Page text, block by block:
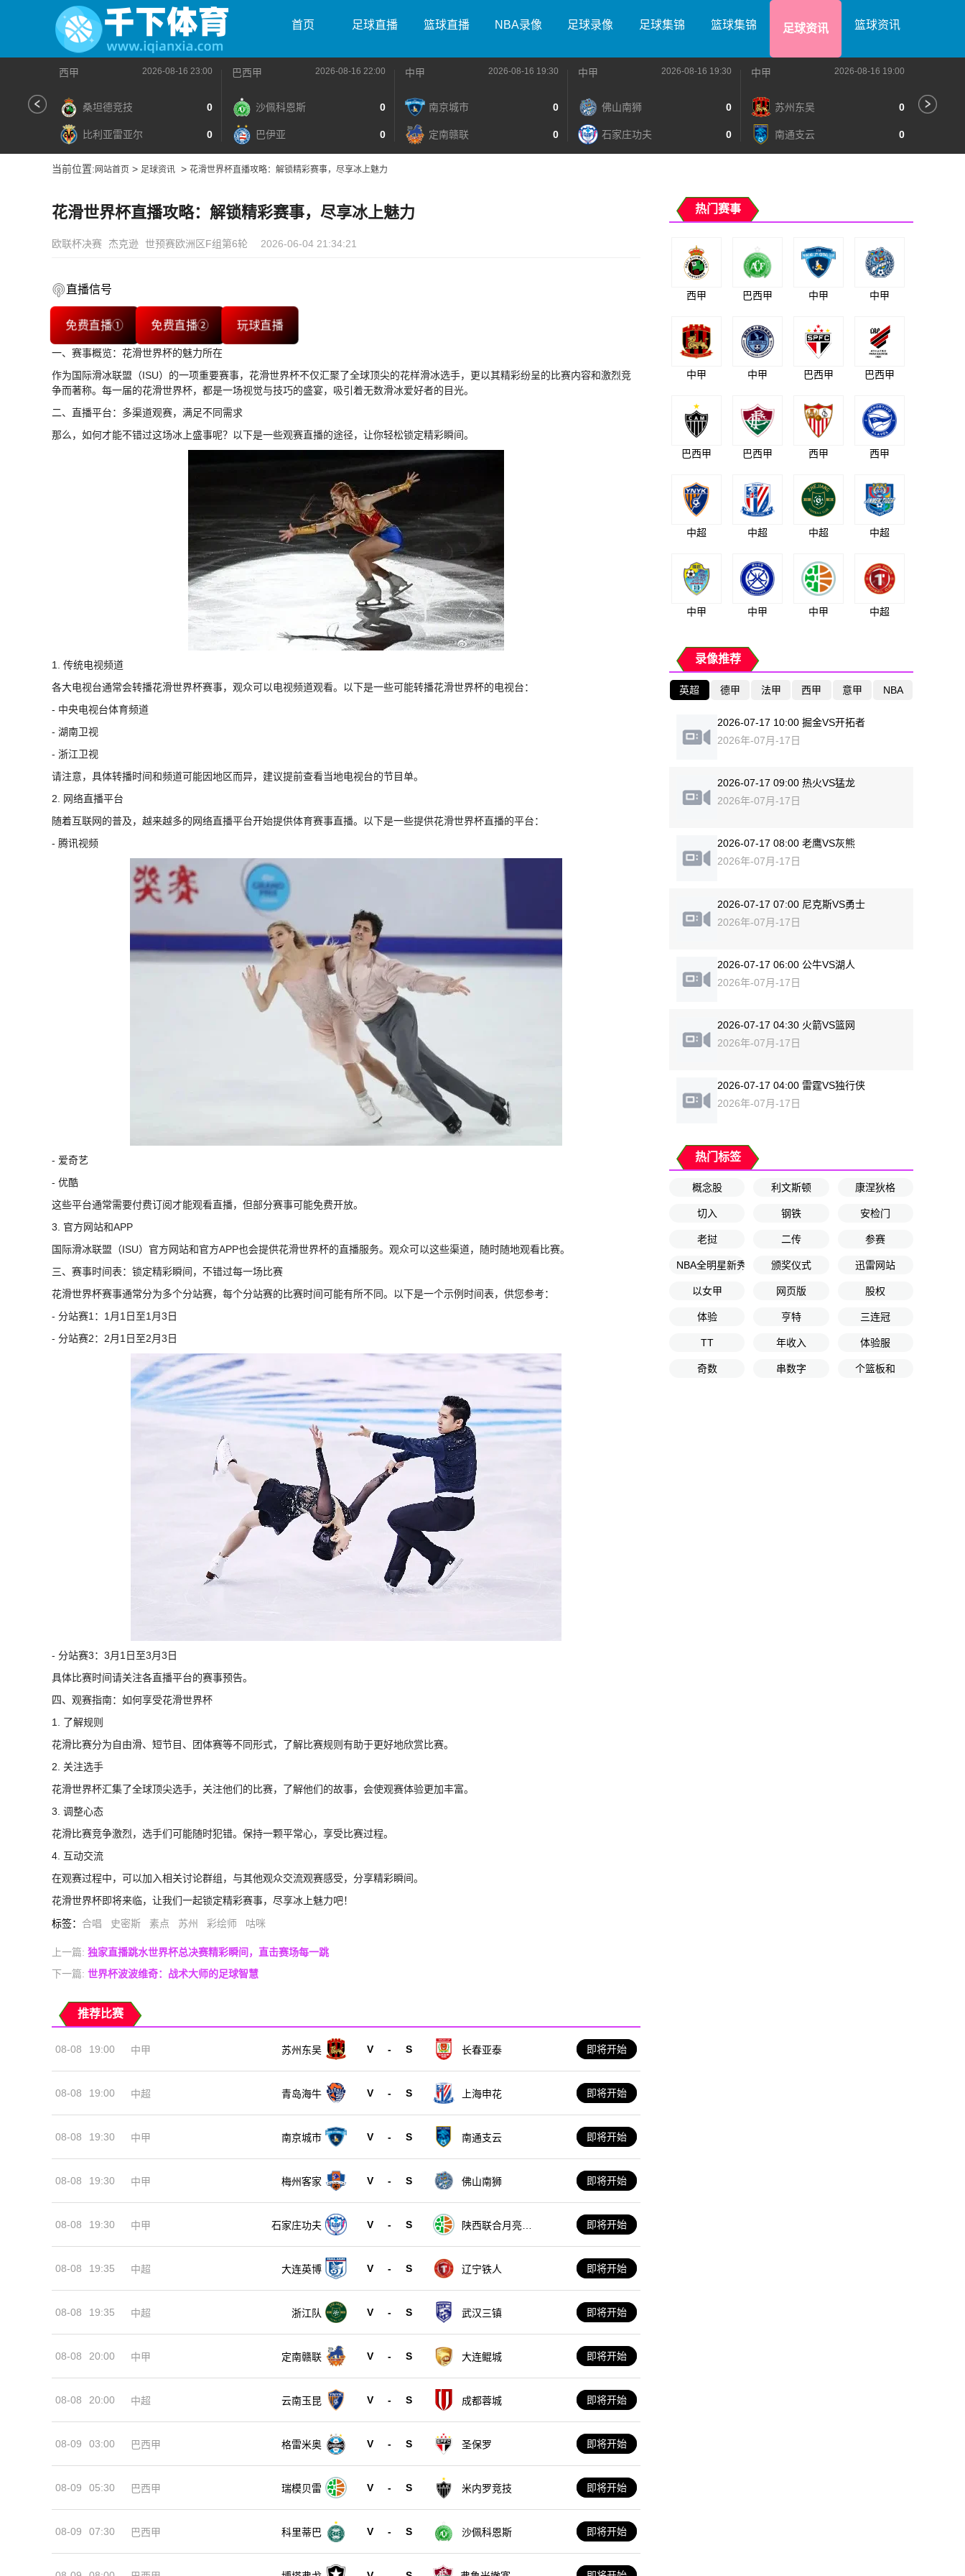
首页 足球直播 篮球直播 NBA录像 足球录像 足球集锦 篮球集锦 足球资讯 篮球资讯
西甲 2026-08-16 23:00
桑坦德竞技 0
比利亚雷亚尔 0
巴西甲 2026-08-16 22:00
沙佩科恩斯 0
巴伊亚 0
中甲 2026-08-16 19:30
南京城市 0
定南赣联 0
中甲 2026-08-16 19:30
佛山南狮 0
石家庄功夫 0
中甲 2026-08-16 19:00
苏州东吴 0
南通支云 0
当前位置: 网站首页 > 足球资讯 > 花滑世界杯直播攻略：解锁精彩赛事，尽享冰上魅力
花滑世界杯直播攻略：解锁精彩赛事，尽享冰上魅力
欧联杯决赛 杰克逊 世预赛欧洲区F组第6轮 2026-06-04 21:34:21
直播信号
免费直播① 免费直播② 玩球直播
一、赛事概览：花滑世界杯的魅力所在
作为国际滑冰联盟（ISU）的一项重要赛事，花滑世界杯不仅汇聚了全球顶尖的花样滑冰选手，更以其精彩纷呈的比赛内容和激烈竞
争而著称。每一届的花滑世界杯，都是一场视觉与技巧的盛宴，吸引着无数滑冰爱好者的目光。
二、直播平台：多渠道观赛，满足不同需求
那么，如何才能不错过这场冰上盛事呢？以下是一些观赛直播的途径，让你轻松锁定精彩瞬间。
1. 传统电视频道
各大电视台通常会转播花滑世界杯赛事，观众可以电视频道观看。以下是一些可能转播花滑世界杯的电视台：
- 中央电视台体育频道
- 湖南卫视
- 浙江卫视
请注意，具体转播时间和频道可能因地区而异，建议提前查看当地电视台的节目单。
2. 网络直播平台
随着互联网的普及，越来越多的网络直播平台开始提供体育赛事直播。以下是一些提供花滑世界杯直播的平台：
- 腾讯视频
- 爱奇艺
- 优酷
这些平台通常需要付费订阅才能观看直播，但部分赛事可能免费开放。
3. 官方网站和APP
国际滑冰联盟（ISU）官方网站和官方APP也会提供花滑世界杯的直播服务。观众可以这些渠道，随时随地观看比赛。
三、赛事时间表：锁定精彩瞬间，不错过每一场比赛
花滑世界杯赛事通常分为多个分站赛，每个分站赛的比赛时间可能有所不同。以下是一个示例时间表，供您参考：
- 分站赛1：1月1日至1月3日
- 分站赛2：2月1日至2月3日
- 分站赛3：3月1日至3月3日
具体比赛时间请关注各直播平台的赛事预告。
四、观赛指南：如何享受花滑世界杯
1. 了解规则
花滑比赛分为自由滑、短节目、团体赛等不同形式，了解比赛规则有助于更好地欣赏比赛。
2. 关注选手
花滑世界杯汇集了全球顶尖选手，关注他们的比赛，了解他们的故事，会使观赛体验更加丰富。
3. 调整心态
花滑比赛竞争激烈，选手们可能随时犯错。保持一颗平常心，享受比赛过程。
4. 互动交流
在观赛过程中，可以加入相关讨论群组，与其他观众交流观赛感受，分享精彩瞬间。
花滑世界杯即将来临，让我们一起锁定精彩赛事，尽享冰上魅力吧！
标签： 合唱 史密斯 素点 苏州 彩绘师 咕咪
上一篇: 独家直播跳水世界杯总决赛精彩瞬间，直击赛场每一跳
下一篇: 世界杯波波维奇：战术大师的足球智慧
推荐比赛
08-08 19:00 中甲 苏州东吴 V - S 长春亚泰 即将开始
08-08 19:00 中超 青岛海牛 V - S 上海申花 即将开始
08-08 19:30 中甲 南京城市 V - S 南通支云 即将开始
08-08 19:30 中甲 梅州客家 V - S 佛山南狮 即将开始
08-08 19:30 中甲 石家庄功夫 V - S
陕西联合月亮泊
即将开始
08-08 19:35 中超 大连英博 V - S 辽宁铁人 即将开始
08-08 19:35 中超 浙江队 V - S 武汉三镇 即将开始
08-08 20:00 中甲 定南赣联 V - S 大连鲲城 即将开始
08-08 20:00 中超 云南玉昆 V - S 成都蓉城 即将开始
08-09 03:00 巴西甲 格雷米奥 V - S 圣保罗 即将开始
08-09 05:30 巴西甲 瑞模贝雷 V - S 米内罗竞技 即将开始
08-09 07:30 巴西甲 科里蒂巴 V - S 沙佩科恩斯 即将开始
热门赛事
西甲 巴西甲 中甲 中甲
中甲 中甲 巴西甲 巴西甲
巴西甲 巴西甲 西甲 西甲
中超 中超 中超 中超
中甲 中甲 中甲 中超
录像推荐
英超 德甲 法甲 西甲 意甲 NBA
2026-07-17 10:00 掘金VS开拓者
2026年-07月-17日
2026-07-17 09:00 热火VS猛龙
2026年-07月-17日
2026-07-17 08:00 老鹰VS灰熊
2026年-07月-17日
2026-07-17 07:00 尼克斯VS勇士
2026年-07月-17日
2026-07-17 06:00 公牛VS湖人
2026年-07月-17日
2026-07-17 04:30 火箭VS篮网
2026年-07月-17日
2026-07-17 04:00 雷霆VS独行侠
2026年-07月-17日
热门标签
概念股 利文斯顿 康涅狄格
切入 钢铁 安检门
老挝 二传 参赛
NBA全明星新秀赛决赛颁奖仪式 迅雷网站
以女甲 网页版 股权
体验 亨特 三连冠
TT 年收入 体验服
奇数 串数字 个篮板和